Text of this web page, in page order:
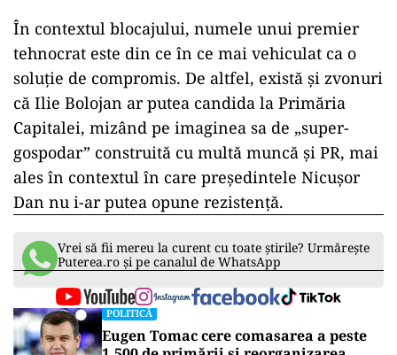
În contextul blocajului, numele unui premier
tehnocrat este din ce în ce mai vehiculat ca o
soluție de compromis. De altfel, există și zvonuri
că Ilie Bolojan ar putea candida la Primăria
Capitalei, mizând pe imaginea sa de „super-
gospodar” construită cu multă muncă și PR, mai
ales în contextul în care președintele Nicușor
Dan nu i-ar putea opune rezistență.
Vrei să fii mereu la curent cu toate știrile? Urmărește
Puterea.ro și pe canalul de WhatsApp
POLITICĂ
Eugen Tomac cere comasarea a peste